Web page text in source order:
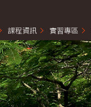
課程資訊 實習專區